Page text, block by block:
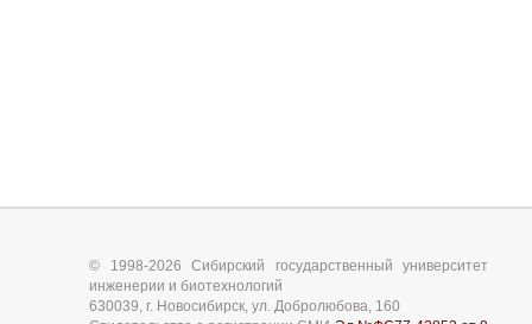
© 1998-2026 Сибирский государственный университет
инженерии и биотехнологий
630039, г. Новосибирск, ул. Добролюбова, 160